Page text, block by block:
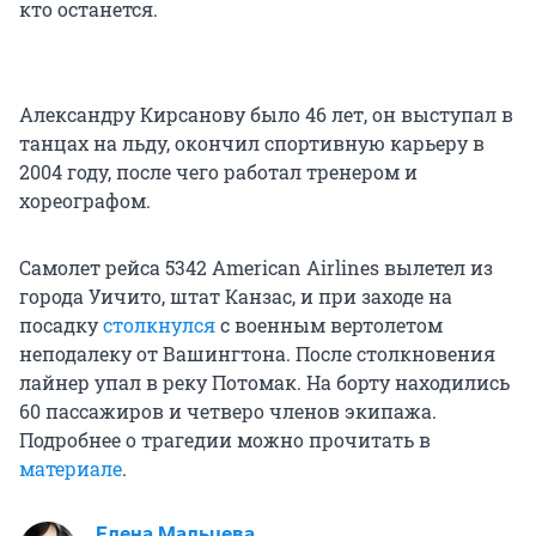
кто останется.
Александру Кирсанову было 46 лет, он выступал в
танцах на льду, окончил спортивную карьеру в
2004 году, после чего работал тренером и
хореографом.
Самолет рейса 5342 American Airlines вылетел из
города Уичито, штат Канзас, и при заходе на
посадкустолкнулсяс военным вертолетом
неподалеку от Вашингтона. После столкновения
лайнер упал в реку Потомак. На борту находились
60 пассажиров и четверо членов экипажа.
Подробнее о трагедии можно прочитать в
материале.